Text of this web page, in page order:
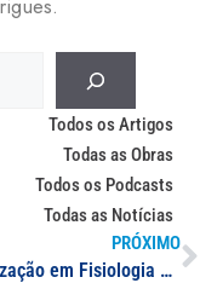
Todos os Artigos
Todas as Obras
Todos os Podcasts
Todas as Notícias
PRÓXIMO
Especialização em Fisiologia do Exercício: do paciente ao atleta